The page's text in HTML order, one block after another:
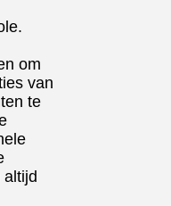
om
van
te